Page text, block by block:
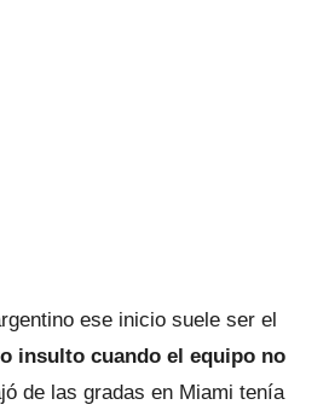
ese inicio suele ser el
insulto cuando el equipo no
de las gradas en Miami tenía